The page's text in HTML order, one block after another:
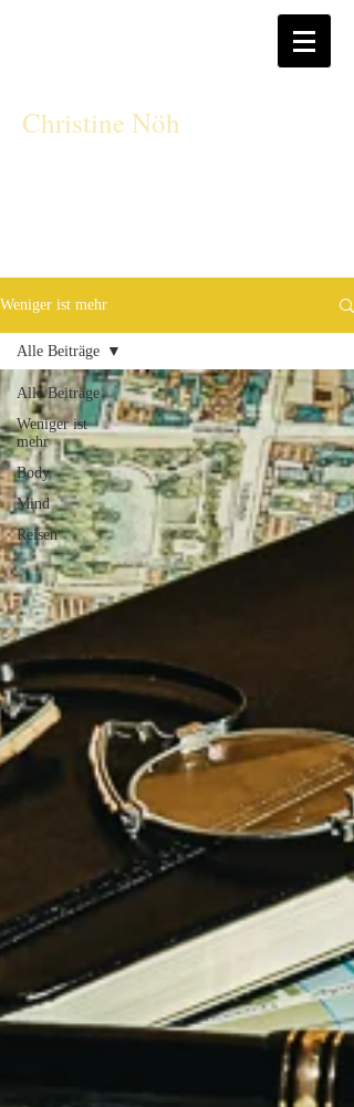
Christine Nöh
Weniger ist mehr
Alle Beiträge
Weniger ist
mehr
Body
Mind
Reisen
Alle Beiträge